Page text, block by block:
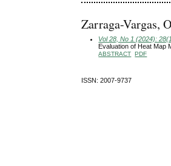
Zarraga-Vargas,
Vol 28, No 1 (2024):
Evaluation of Heat Map
ABSTRACT PDF
ISSN: 2007-9737